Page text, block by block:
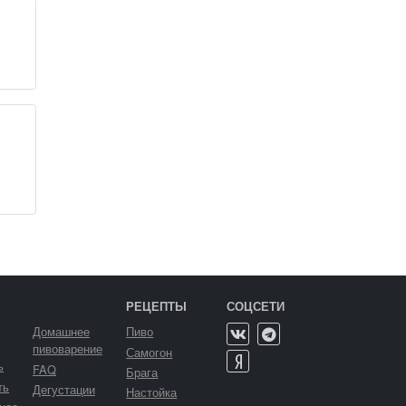
Домашнее
пивоварение
FAQ
Дегустации
РЕЦЕПТЫ
Пиво
Самогон
Брага
Настойка
СОЦСЕТИ